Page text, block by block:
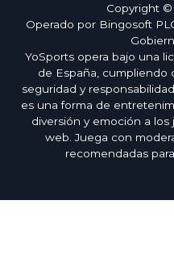
Copyright ©
Operado por Bingosoft
YoSports opera bajo una
de España, cumpliendo
seguridad y
es una forma de
diversión y emoción a
web. Juega con
recomendadas